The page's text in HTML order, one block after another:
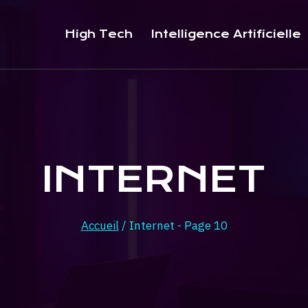
High Tech Intelligence Artificielle
INTERNET
Accueil / Internet - Page 10